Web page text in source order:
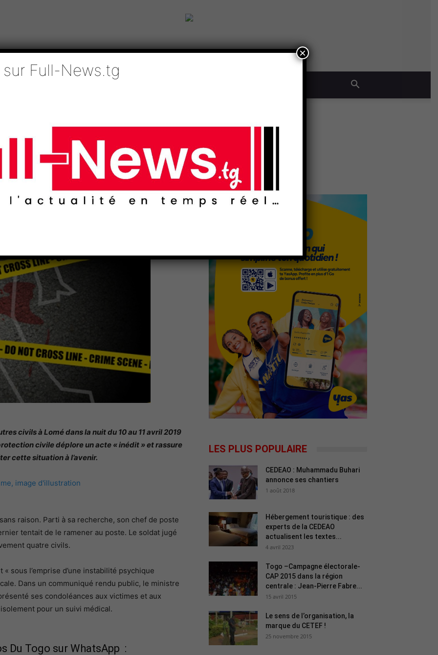
la panique à Lomé
civils à Lomé dans la nuit du 10 au 11 avril 2019
civile déplore un acte « inédit » et rassure
cette situation à l’avenir.
raison. Parti à sa recherche, son chef de poste
tentait de le ramener au poste. Le soldat jugé
quatre civils.
sous l’emprise d’une instabilité psychique
Dans un communiqué rendu public, le ministre
ses condoléances aux victimes et aux
pour un suivi médical.
Du Togo sur WhatsApp :
LES PLUS POPULAIRE
CEDEAO : Muhammadu Buhari
annonce ses chantiers
1 août 2018
Hébergement touristique : des
experts de la CEDEAO
actualisent les textes...
4 avril 2023
Togo –Campagne électorale-
CAP 2015 dans la région
centrale : Jean-Pierre Fabre...
15 avril 2015
Le sens de l’organisation, la
marque du CETEF !
25 novembre 2015
Full-News.tg
×